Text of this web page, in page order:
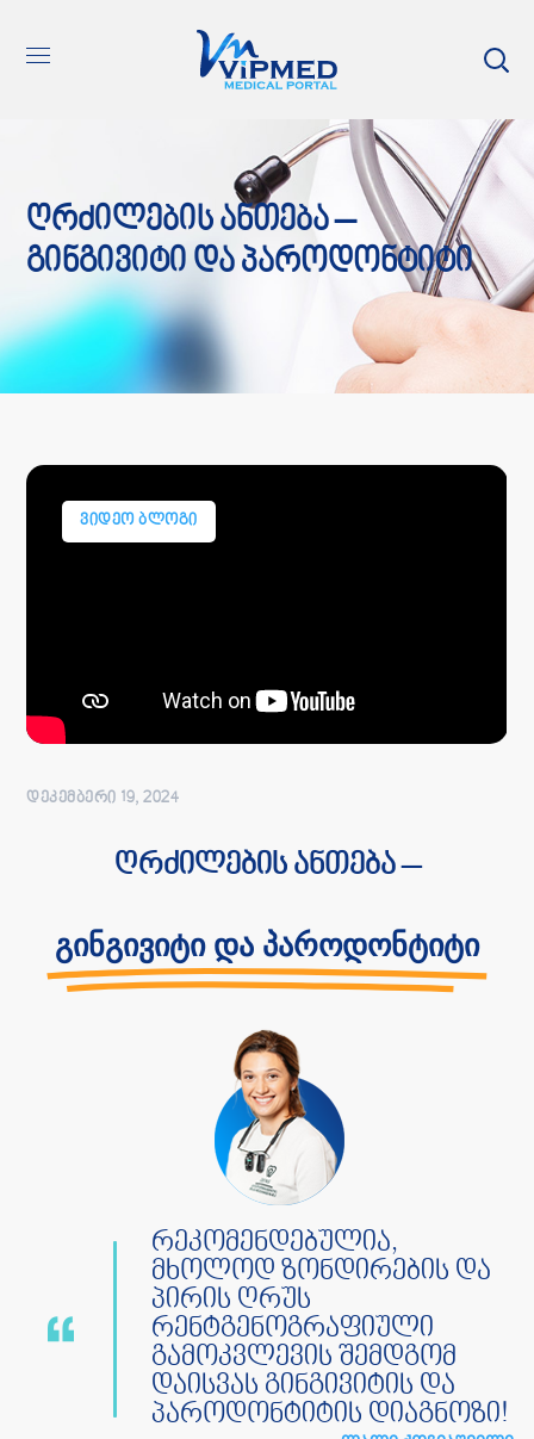
Ღრძილების Ანთება –
Გინგივიტი Და Პაროდონტიტი
ᲕᲘᲓᲔᲝ ᲑᲚᲝᲒᲘ
ᲓᲔᲙᲔᲛᲑᲔᲠᲘ 19, 2024
ღრძილების ანთება –
გინგივიტი და პაროდონტიტი
რეკომენდებულია,
მხოლოდ ზონდირების და
პირის ღრუს
რენტგენოგრაფიული
გამოკვლევის შემდგომ
დაისვას გინგივიტის და
პაროდონტიტის დიაგნოზი!